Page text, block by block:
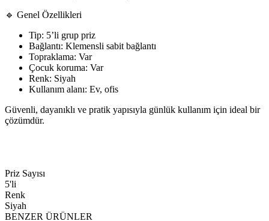
🔹 Genel Özellikleri
Tip: 5’li grup priz
Bağlantı: Klemensli sabit bağlantı
Topraklama: Var
Çocuk koruma: Var
Renk: Siyah
Kullanım alanı: Ev, ofis
Güvenli, dayanıklı ve pratik yapısıyla günlük kullanım için ideal bir
çözümdür.
Priz Sayısı
5'li
Renk
Siyah
BENZER ÜRÜNLER